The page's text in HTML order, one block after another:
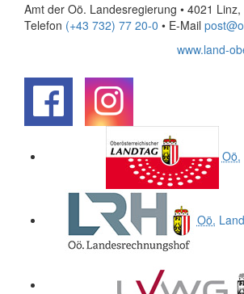
Amt der Oö. Landesregierung • 4021
Telefon (+43 732) 77 20-0 • E-Mail
www.land-
Oö.
Oö.